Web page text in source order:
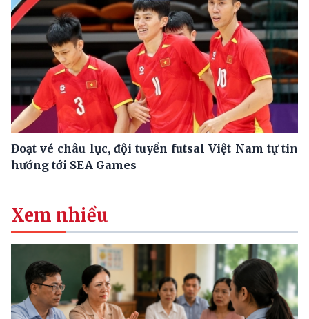
Đoạt vé châu lục, đội tuyển futsal Việt Nam tự tin
hướng tới SEA Games
Xem nhiều